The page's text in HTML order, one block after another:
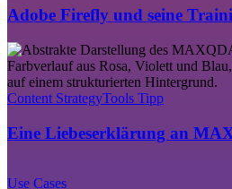
seine
Adobe Firefly und seine
Eine
Liebeserklärung
an
MAXQDA
Assist
Content StrategyTools Tipp
Eine Liebeserklärung an
Thinking
Use Cases